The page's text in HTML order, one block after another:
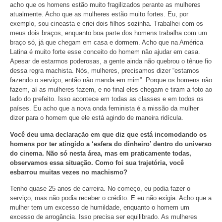
acho que os homens estão muito fragilizados perante as mulheres
atualmente. Acho que as mulheres estão muito fortes. Eu, por
exemplo, sou cineasta e criei dois filhos sozinha. Trabalhei com os
meus dois braços, enquanto boa parte dos homens trabalha com um
braço só, já que chegam em casa e dormem. Acho que na América
Latina é muito forte esse conceito do homem não ajudar em casa.
Apesar de estarmos poderosas, a gente ainda não quebrou o tênue fio
dessa regra machista. Nós, mulheres, precisamos dizer “estamos
fazendo o serviço, então não manda em mim”. Porque os homens não
fazem, aí as mulheres fazem, e no final eles chegam e tiram a foto ao
lado do prefeito. Isso acontece em todas as classes e em todos os
países. Eu acho que a nova onda feminista é a missão da mulher
dizer para o homem que ele está agindo de maneira ridícula.
Você deu uma declaração em que diz que está incomodando os
homens por ter atingido a ‘esfera do dinheiro’ dentro do universo
do cinema. Não só nesta área, mas em praticamente todas,
observamos essa situação. Como foi sua trajetória, você
esbarrou muitas vezes no machismo?
Tenho quase 25 anos de carreira. No começo, eu podia fazer o
serviço, mas não podia receber o crédito. E eu não exigia. Acho que a
mulher tem um excesso de humildade, enquanto o homem um
excesso de arrogância. Isso precisa ser equilibrado. As mulheres